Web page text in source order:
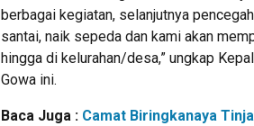
berbagai kegiatan, selanjutnya
santai, naik sepeda dan kami akan
hingga di kelurahan/desa,” ungkap
Gowa ini.
Baca Juga : Camat Biringkanaya